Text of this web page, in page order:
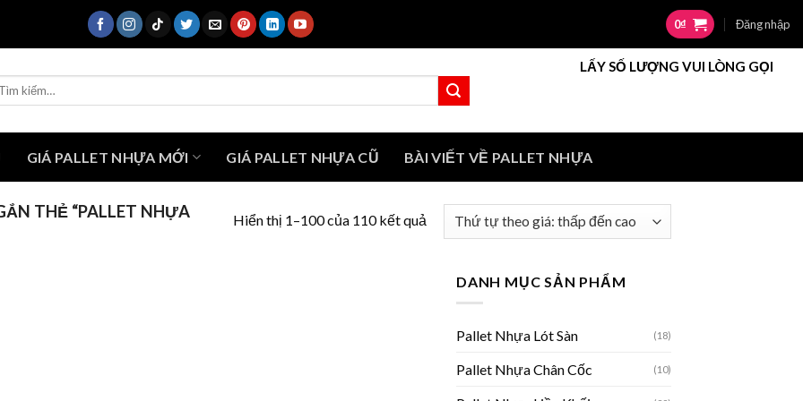
0₫ Đăng nhập
LẤY SỐ LƯỢNG VUI LÒNG GỌI
GIÁ PALLET NHỰA MỚI GIÁ PALLET NHỰA CŨ BÀI VIẾT VỀ PALLET NHỰA
THẺ “PALLET NHỰA
Hiển thị 1–100 của 110 kết quả
DANH MỤC SẢN PHẨM
Pallet Nhựa Lót Sàn (18)
Pallet Nhựa Chân Cốc (10)